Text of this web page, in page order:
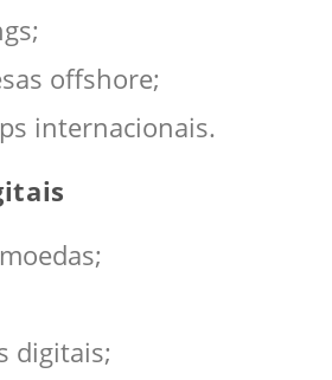
offshore;
internacionais.
digitais;